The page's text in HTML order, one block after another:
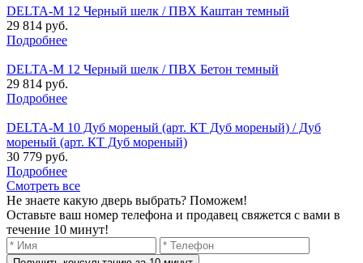
DELTA-M 12 Черный шелк / ПВХ Каштан темный
29 814 руб.
Подробнее
DELTA-M 12 Черный шелк / ПВХ Бетон темный
29 814 руб.
Подробнее
DELTA-M 10 Дуб мореный (арт. КТ Дуб мореный) / Дуб
мореный (арт. КТ Дуб мореный)
30 779 руб.
Подробнее
Смотреть все
Не знаете какую дверь выбрать? Поможем!
Оставьте ваш номер телефона и продавец свяжется с вами в
течение 10 минут!